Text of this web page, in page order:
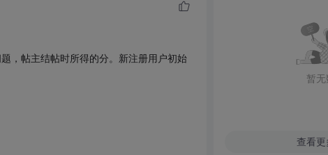
，帖主结帖时所得的分。新注册用户初始
暂
查看